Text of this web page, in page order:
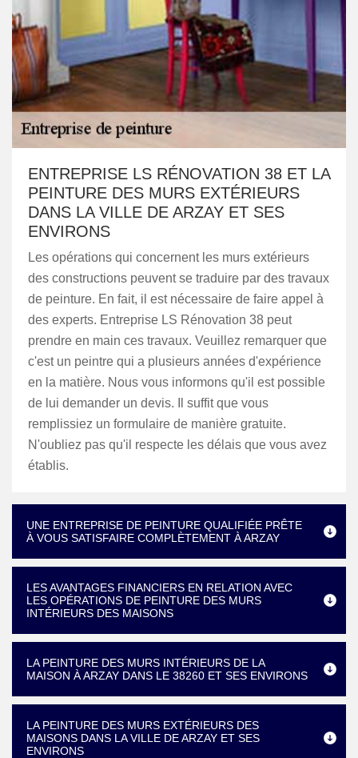
ENTREPRISE LS RÉNOVATION 38 ET LA
PEINTURE DES MURS EXTÉRIEURS
DANS LA VILLE DE ARZAY ET SES
ENVIRONS
Les opérations qui concernent les murs extérieurs
des constructions peuvent se traduire par des travaux
de peinture. En fait, il est nécessaire de faire appel à
des experts. Entreprise LS Rénovation 38 peut
prendre en main ces travaux. Veuillez remarquer que
c'est un peintre qui a plusieurs années d'expérience
en la matière. Nous vous informons qu'il est possible
de lui demander un devis. Il suffit que vous
remplissiez un formulaire de manière gratuite.
N'oubliez pas qu'il respecte les délais que vous avez
établis.
UNE ENTREPRISE DE PEINTURE QUALIFIÉE PRÊTE
À VOUS SATISFAIRE COMPLÈTEMENT À ARZAY
LES AVANTAGES FINANCIERS EN RELATION AVEC
LES OPÉRATIONS DE PEINTURE DES MURS
INTÉRIEURS DES MAISONS
LA PEINTURE DES MURS INTÉRIEURS DE LA
MAISON À ARZAY DANS LE 38260 ET SES ENVIRONS
LA PEINTURE DES MURS EXTÉRIEURS DES
MAISONS DANS LA VILLE DE ARZAY ET SES
ENVIRONS